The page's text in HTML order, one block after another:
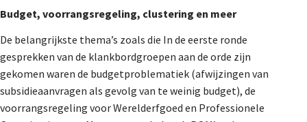
Budget, voorrangsregeling, clustering en meer
De belangrijkste thema’s zoals die In de eerste ronde
gesprekken van de klankbordgroepen aan de orde zijn
gekomen waren de budgetproblematiek (afwijzingen van
subsidieaanvragen als gevolg van te weinig budget), de
voorrangsregeling voor Werelderfgoed en Professionele